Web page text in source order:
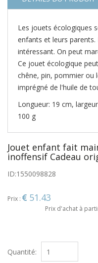
Les jouets écologiques
enfants et leurs
intéressant. On peut
Ce jouet écologique
chêne, pin, pommier ou
imprégné de l'huile de
Longueur: 19 cm,
100 g
Jouet enfant fait
inoffensif Cadeau
ID:1550098828
Prix : 51.43
Prix d'achat à
Quantité: